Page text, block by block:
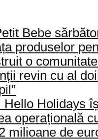
Bebe
produselor
o
revin cu al
Hello Holidays
operațională
milioane de